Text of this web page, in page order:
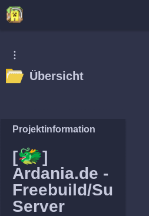
Übersicht
Projektinformation
[🐲]
Ardania.de -
Freebuild/Survival
Server